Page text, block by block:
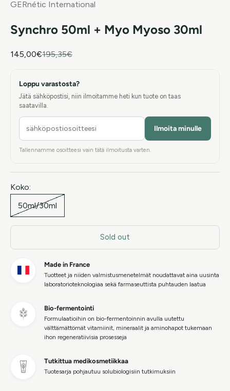
GERnétic International
Synchro 50ml + Myo Myoso 30ml
Sale price
145,00€Regular price
195,35€
Loppu varastosta?
Jätä sähköpostisi, niin ilmoitamme heti kun tuote on taas
saatavilla.
Ilmoita minulle
Tallennamme osoitteesi vain tätä ilmoitusta varten.
Koko:
50ml/30ml
Sold out
Made in France
Tuotteet ja niiden valmistusmenetelmät noudattavat aina uusinta
laboratorioteknologiaa sekä farmaseuttista puhtauden laatua
Bio-fermentointi
Formulaatioihin on bio-fermentoinnin avulla uutettu
välttämättömät vitamiinit, mineraalit ja aminohapot tukemaan
ihon regeneratiivisia prosesseja
Tutkittua medikosmetiikkaa
Tuotesarja pohjautuu solubiologisiin tutkimuksiin